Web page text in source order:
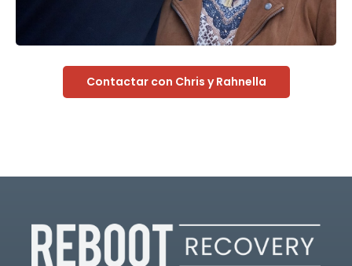
Contactar con Chris y Rahnella